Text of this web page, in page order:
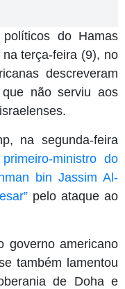
do Hamas
terça-feira (9), no
descreveram
não serviu aos
na segunda-feira
ministro do
bin Jassim Al-
pelo ataque ao
governo americano
também lamentou
de Doha e